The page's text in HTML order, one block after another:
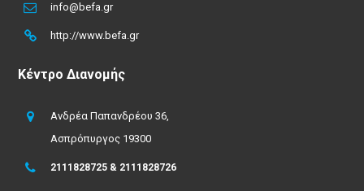
info@befa.gr
http://www.befa.gr
Κέντρο Διανομής
Ανδρέα Παπανδρέου 36,
Ασπρόπυργος 19300
2111828725 & 2111828726